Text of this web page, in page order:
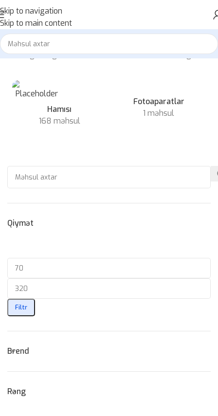
Skip to navigation
Skip to main content
Home»gaming mouse 50 nəticədən 1-12 nəticə göstərilir
Hamısı
168 məhsul
Fotoaparatlar
1 məhsul
Qiymət
Filtr
Brend
Rəng